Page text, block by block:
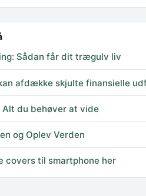
Sådan får dit trægulv liv
afdække skjulte finansielle
Alt du behøver at vide
og Oplev Verden
covers til smartphone her